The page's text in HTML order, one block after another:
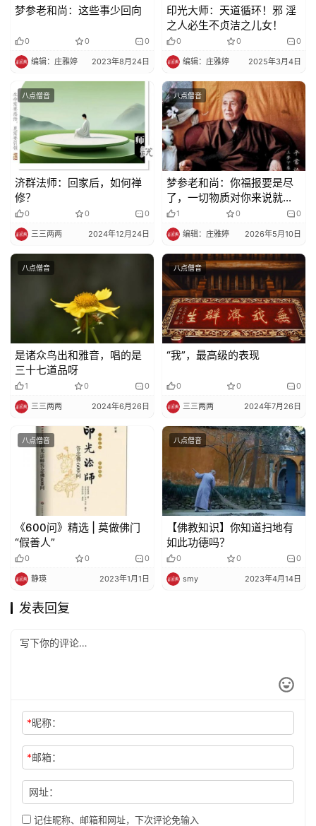
策
法
规
免
责
声
明
梦参老和尚：这些事少回向
0 0 0
编辑：庄雅婷 2023年8月24日
印光大师：天道循环！邪 淫
之人必生不贞洁之儿女！
0 0 0
编辑：庄雅婷 2025年3月4日
八点僧音
济群法师：回家后，如何禅
修？
0 0 0
三三两两 2024年12月24日
八点僧音
梦参老和尚：你福报要是尽
了，一切物质对你来说就没
有了
1 0 0
编辑：庄雅婷 2026年5月10日
八点僧音
是诸众鸟出和雅音，唱的是
三十七道品呀
1 0 0
三三两两 2024年6月26日
八点僧音
“我”，最高级的表现
0 0 0
三三两两 2024年7月26日
八点僧音
《600问》精选 | 莫做佛门
“假善人”
0 0 0
静瑛 2023年1月1日
八点僧音
【佛教知识】你知道扫地有
如此功德吗？
0 0 0
smy 2023年4月14日
发表回复
*昵称：
*邮箱：
网址：
记住昵称、邮箱和网址，下次评论免输入